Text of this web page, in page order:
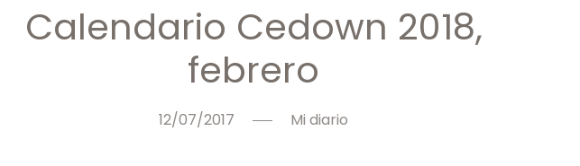
Calendario Cedown 2018,
febrero
12/07/2017 Mi diario